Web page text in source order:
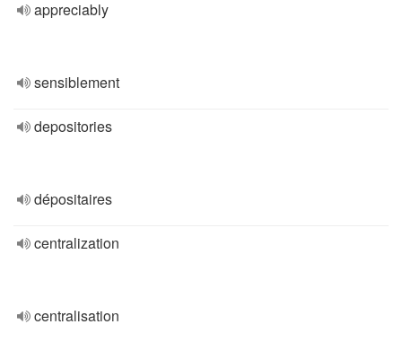
appreciably
sensiblement
depositories
dépositaires
centralization
centralisation